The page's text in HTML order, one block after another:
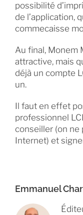
possibilité
de l’application,
commecaisse
Au final, Monem
attractive, mais
déjà un compte
un.
Il faut en effet
professionnel
conseiller (on ne
Internet) et
Emmanuel